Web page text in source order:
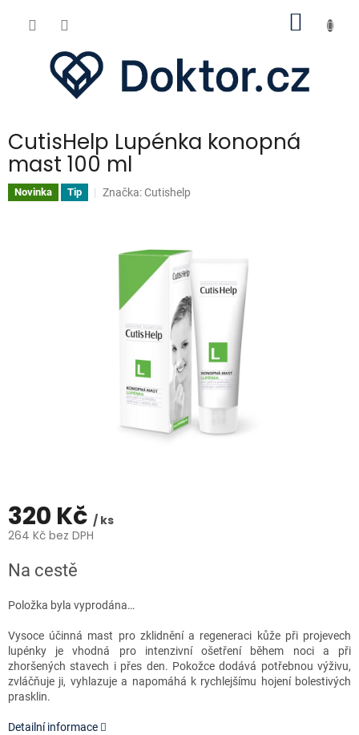
CutisHelp Lupénka konopná
mast 100 ml
Novinka Tip Značka:Cutishelp
320 Kč / ks
264 Kč bez DPH
cena:
Na cestě
Položka byla vyprodána…
Vysoce účinná mast pro zklidnění a regeneraci kůže při projevech
lupénky je vhodná pro intenzivní ošetření během noci a při
zhoršených stavech i přes den. Pokožce dodává potřebnou výživu,
zvláčňuje ji, vyhlazuje a napomáhá k rychlejšímu hojení bolestivých
prasklin.
Detailní informace